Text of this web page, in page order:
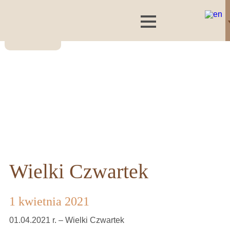
Wielki Czwartek
1 kwietnia 2021
01.04.2021 r. – Wielki Czwartek